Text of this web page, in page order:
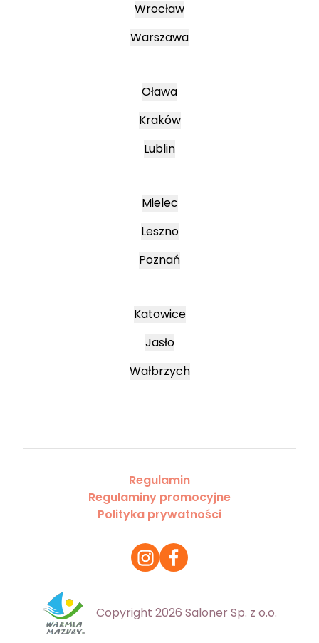
Wrocław
Warszawa
Oława
Kraków
Lublin
Mielec
Leszno
Poznań
Katowice
Jasło
Wałbrzych
Regulamin
Regulaminy promocyjne
Polityka prywatności
Copyright 2026 Saloner Sp. z o.o.